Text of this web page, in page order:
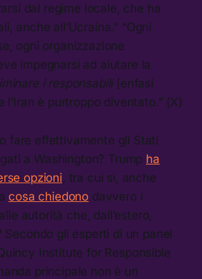
dal regime locale, che ha
anche all’Ucraina.” “Ogni
ogni organizzazione
impegnarsi ad aiutare la
i responsabili [enfasi
l’Iran è purtroppo diventato.” (X)
fare effettivamente gli Stati
a Washington? Trump ha
opzioni , tra cui sì, anche
cosa chiedono davvero i
autorità che, dall’estero,
Secondo gli esperti di un panel
Institute for Responsible
principale non è un